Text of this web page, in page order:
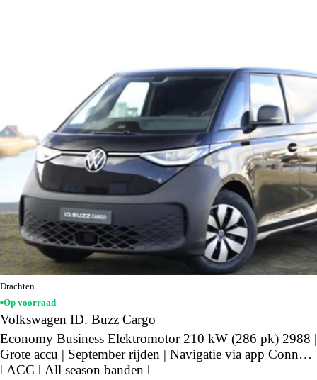
Drachten
Op voorraad
Volkswagen ID. Buzz Cargo
Economy Business Elektromotor 210 kW (286 pk) 2988 |
Grote accu | September rijden | Navigatie via app Connect
| ACC | All season banden |